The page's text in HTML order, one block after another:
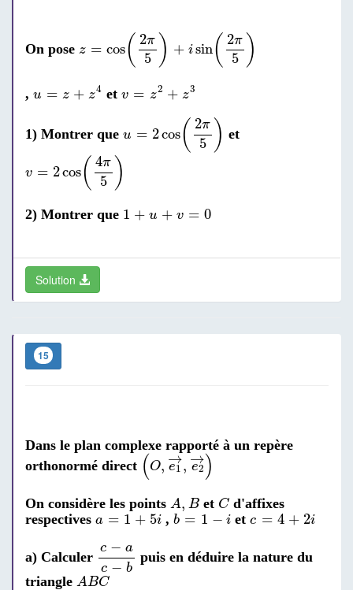
On pose z = cos( 2π
5 ) + isin( 2π
5 )
π5) isin
, u = z + z4 etv = z2 + z3
+z
1) Montrer que u = 2cos( 2π
5 )
π5 )
et
v = 2cos( 4π
5 )
π5 )
2) Montrer que 1 + u + v = 0
1 +u =
Solution
15
Dans le plan complexe rapporté à un repère
orthonormé direct (O, →
e1 , →
e2)
(O,e1→,e2→ )
On considère les points A, B
A B et C
Cd'affixes
respectives a = 1 + 5i
a=1+5i ,b = 1 − i
b=1 -i etc = 4 + 2i
c=4+2 i
a) Calculer
c − a
c − b
c- b
puis en déduire la nature du
triangle ABC
A BC